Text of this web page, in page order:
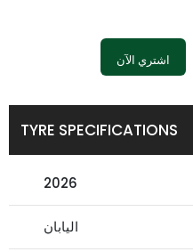
اشتري الآن
TYRE SPECIFICATIONS
2026
اليابان